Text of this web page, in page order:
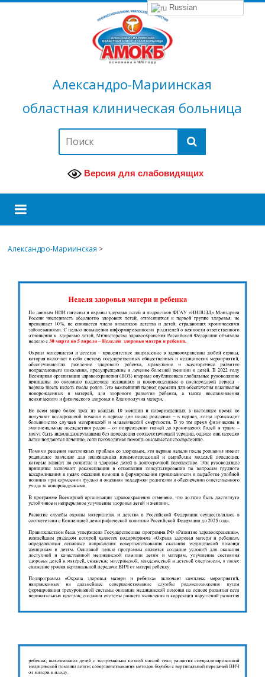
Александро-Мариинская
областная клиническая больница
Версия для слабовидящих
Александро-Мариинская >
Russian